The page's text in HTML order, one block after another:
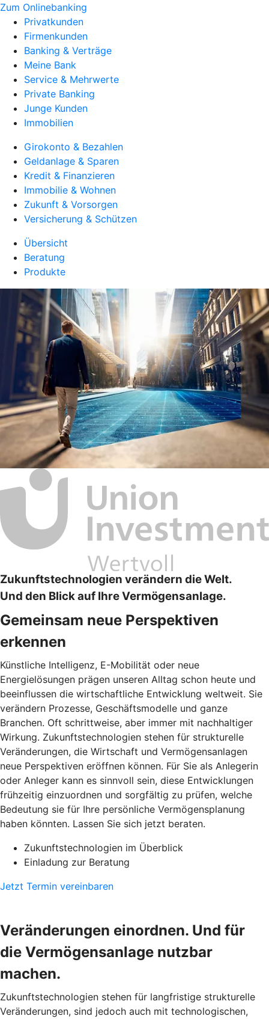
Zum Onlinebanking
Privatkunden
Firmenkunden
Banking & Verträge
Meine Bank
Service & Mehrwerte
Private Banking
Junge Kunden
Immobilien
Girokonto & Bezahlen
Geldanlage & Sparen
Kredit & Finanzieren
Immobilie & Wohnen
Zukunft & Vorsorgen
Versicherung & Schützen
Übersicht
Beratung
Produkte
Zukunftstechnologien verändern die Welt.
Und den Blick auf Ihre Vermögensanlage.
Gemeinsam neue Perspektiven
erkennen
Künstliche Intelligenz, E-Mobilität oder neue
Energielösungen prägen unseren Alltag schon heute und
beeinflussen die wirtschaftliche Entwicklung weltweit. Sie
verändern Prozesse, Geschäftsmodelle und ganze
Branchen. Oft schrittweise, aber immer mit nachhaltiger
Wirkung. Zukunftstechnologien stehen für strukturelle
Veränderungen, die Wirtschaft und Vermögensanlagen
neue Perspektiven eröffnen können. Für Sie als Anlegerin
oder Anleger kann es sinnvoll sein, diese Entwicklungen
frühzeitig einzuordnen und sorgfältig zu prüfen, welche
Bedeutung sie für Ihre persönliche Vermögensplanung
haben könnten. Lassen Sie sich jetzt beraten.
Zukunftstechnologien im Überblick
Einladung zur Beratung
Jetzt Termin vereinbaren
Veränderungen einordnen. Und für
die Vermögensanlage nutzbar
machen.
Zukunftstechnologien stehen für langfristige strukturelle
Veränderungen, sind jedoch auch mit technologischen,